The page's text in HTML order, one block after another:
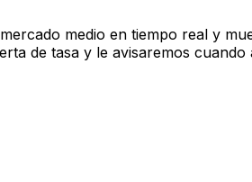
medio en tiempo real y
de tasa y le avisaremos cuando